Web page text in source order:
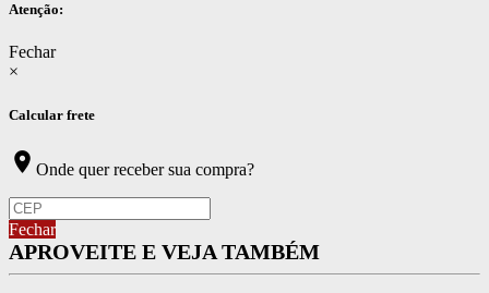
Atenção:
Fechar
×
Calcular frete
location_on Onde quer receber sua compra?
Fechar
APROVEITE E VEJA TAMBÉM